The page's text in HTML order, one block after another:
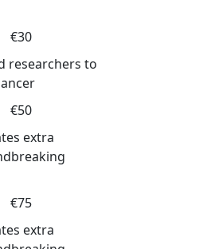
€30
researchers to
€50
extra
€75
extra